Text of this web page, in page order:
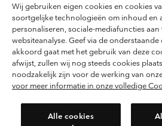
Gebruiksvoorwaarden
Verkoopvoorwaarden
Privacybeleid
Gebruiksvoorwaarden voor
Voorwaarden voor door gebruikers
Cookies
Public CBCR
Wij gebruiken eigen cookies en cookies
soortgelijke technologieën om inhoud en
personaliseren, sociale-mediafuncties
websiteanalyse. Geef via de onderstaande
akkoord gaat met het gebruik van deze
afwijst, zullen wij nog steeds cookies
noodzakelijk zijn voor de werking van
voor meer informatie in onze volledige
Alle cookies
Selecteer je
Online shoppen
United States
Netherlands-English
Netherlands-Dutch